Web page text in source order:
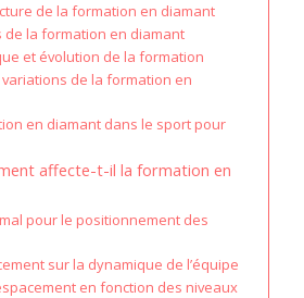
de la formation en diamant
de la formation en diamant
et évolution de la formation
de la formation en
en diamant dans le sport pour
affecte-t-il la formation en
pour le positionnement des
sur la dynamique de l’équipe
en fonction des niveaux